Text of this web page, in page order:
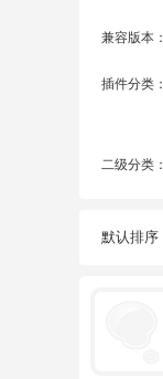
兼容版本：
插件分类：
二级分类：
默认排序